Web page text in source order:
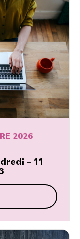
2026
– 11